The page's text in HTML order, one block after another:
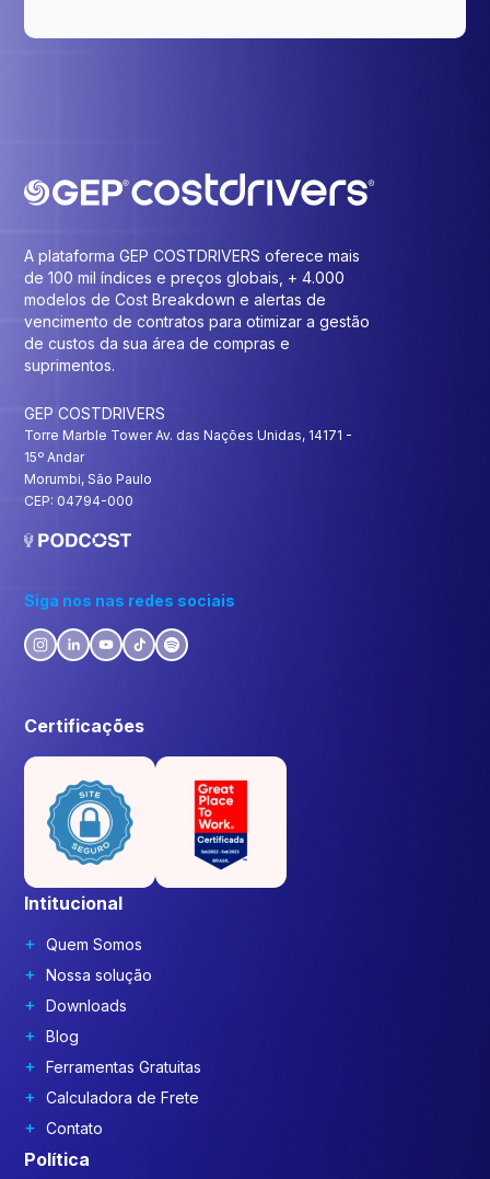
A plataforma GEP COSTDRIVERS oferece mais
de 100 mil índices e preços globais, + 4.000
modelos de Cost Breakdown e alertas de
vencimento de contratos para otimizar a gestão
de custos da sua área de compras e
suprimentos.
GEP COSTDRIVERS
Torre Marble Tower Av. das Nações Unidas, 14171 -
15º Andar
Morumbi, São Paulo
CEP: 04794-000
Intitucional
Quem Somos
Nossa solução
Downloads
Blog
Ferramentas Gratuitas
Calculadora de Frete
Contato
Política
Siga nos nas redes sociais
Certificações